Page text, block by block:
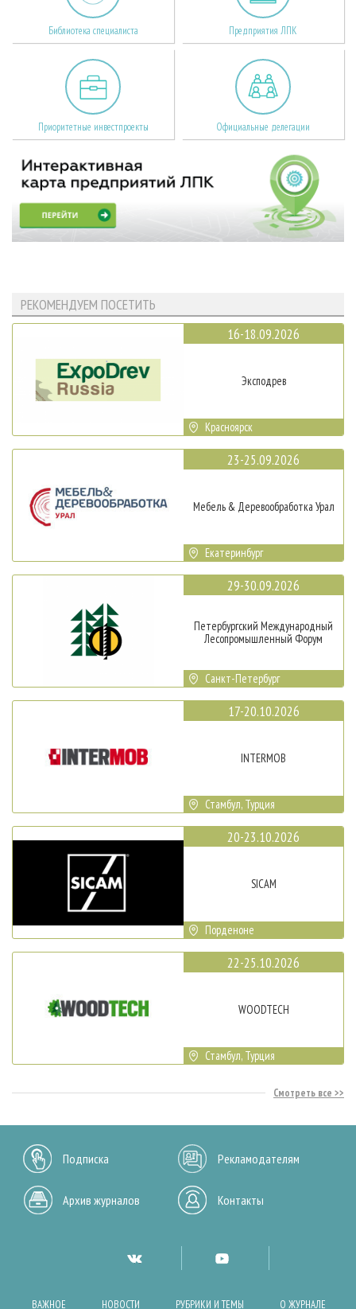
Библиотека специалиста Предприятия ЛПК
Приоритетные инвестпроекты Официальные делегации
РЕКОМЕНДУЕМ ПОСЕТИТЬ
16-18.09.2026
Эксподрев
Красноярск
23-25.09.2026
Мебель & Деревообработка Урал
Екатеринбург
29-30.09.2026
Петербургский Международный
Лесопромышленный Форум
Санкт-Петербург
17-20.10.2026
INTERMOB
Стамбул, Турция
20-23.10.2026
SICAM
Порденоне
22-25.10.2026
WOODTECH
Стамбул, Турция
Смотреть все
Подписка Рекламодателям
Архив журналов Контакты
ВАЖНОЕ НОВОСТИ РУБРИКИ И ТЕМЫ О ЖУРНАЛЕ